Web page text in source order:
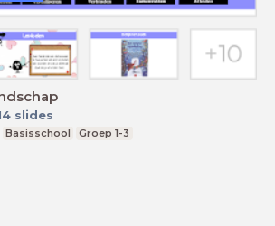
slides
Basisschool Groep 1-3